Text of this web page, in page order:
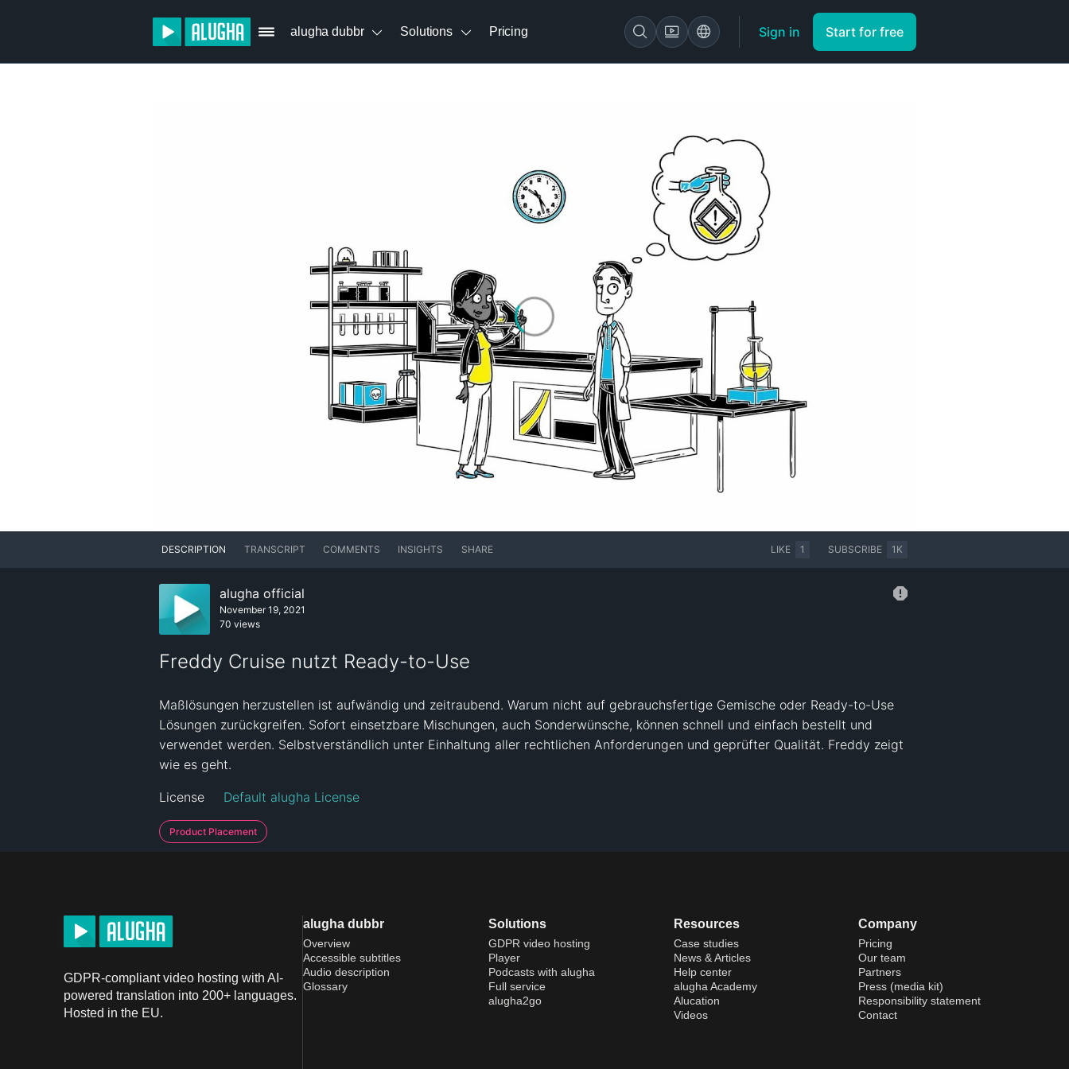
alugha dubbr Solutions Pricing Sign in Start for free
DESCRIPTION TRANSCRIPT COMMENTS INSIGHTS SHARE LIKE 1 SUBSCRIBE 1K
alugha official
November 19, 2021
70 views
Freddy Cruise nutzt Ready-to-Use
Maßlösungen herzustellen ist aufwändig und zeitraubend. Warum nicht auf gebrauchsfertige Gemische oder Ready-to-Use
Lösungen zurückgreifen. Sofort einsetzbare Mischungen, auch Sonderwünsche, können schnell und einfach bestellt und
verwendet werden. Selbstverständlich unter Einhaltung aller rechtlichen Anforderungen und geprüfter Qualität. Freddy zeigt
wie es geht.
License Default alugha License
Product Placement
GDPR-compliant video hosting with AI-
powered translation into 200+ languages.
Hosted in the EU.
alugha dubbr
Overview
Accessible subtitles
Audio description
Glossary
Solutions
GDPR video hosting
Player
Podcasts with alugha
Full service
alugha2go
Resources
Case studies
News & Articles
Help center
alugha Academy
Alucation
Videos
Company
Pricing
Our team
Partners
Press (media kit)
Responsibility statement
Contact